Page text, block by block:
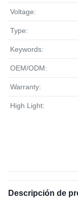
Voltage:
Type:
Keywords:
OEM/ODM:
Warranty:
High Light:
Descripción de